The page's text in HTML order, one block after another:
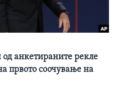
анкетираните рекле
првото соочување на